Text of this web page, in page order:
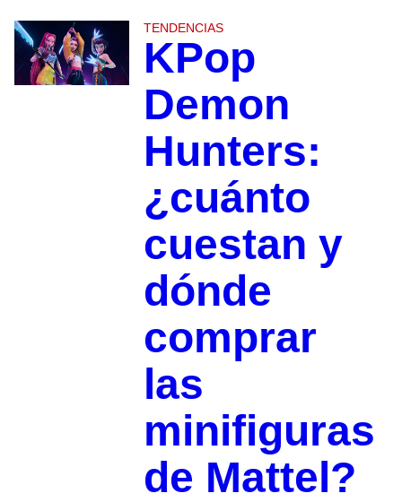
TENDENCIAS
KPop
Demon
Hunters:
¿cuánto
cuestan y
dónde
comprar
las
minifiguras
de Mattel?